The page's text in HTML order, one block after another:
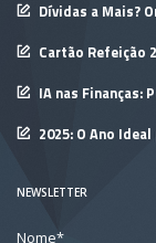
Dívidas a Mais?
Cartão Refeição
IA nas Finanças:
2025: O Ano
NEWSLETTER
Nome*